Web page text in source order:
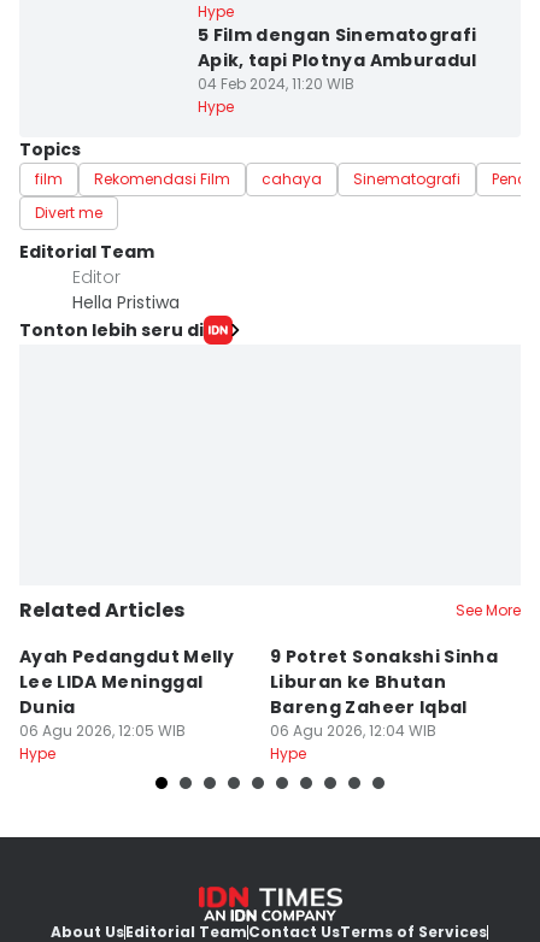
Hype
5 Film dengan Sinematografi
Apik, tapi Plotnya Amburadul
04 Feb 2024, 11:20 WIB
Hype
Topics
film Rekomendasi Film cahaya Sinematografi
Divert me
Editorial Team
Editor
Hella Pristiwa
Tonton lebih seru di
Related Articles See More
Ayah Pedangdut Melly
Lee LIDA Meninggal
Dunia
06 Agu 2026, 12:05 WIB
Hype
9 Potret Sonakshi Sinha
Liburan ke Bhutan
Bareng Zaheer Iqbal
06 Agu 2026, 12:04 WIB
Hype
About UsEditorial TeamContact UsTerms of Services